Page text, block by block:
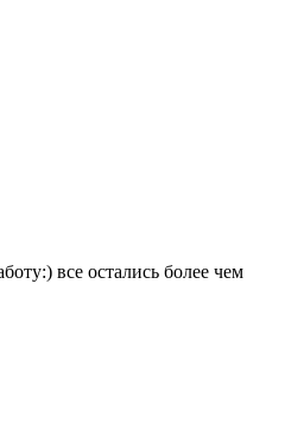
все остались более чем